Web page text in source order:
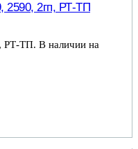
2гп, РТ-ТП
ТП. В наличии на